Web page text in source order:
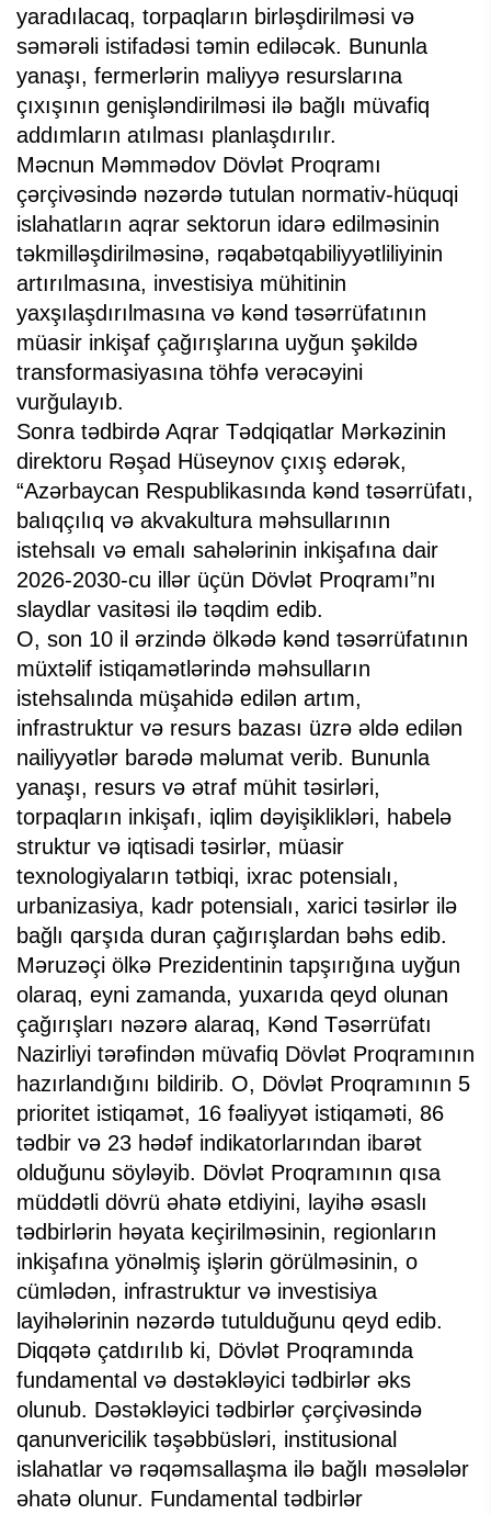
yaradılacaq, torpaqların birləşdirilməsi və
səmərəli istifadəsi təmin ediləcək. Bununla
yanaşı, fermerlərin maliyyə resurslarına
çıxışının genişləndirilməsi ilə bağlı müvafiq
addımların atılması planlaşdırılır.
Məcnun Məmmədov Dövlət Proqramı
çərçivəsində nəzərdə tutulan normativ-hüquqi
islahatların aqrar sektorun idarə edilməsinin
təkmilləşdirilməsinə, rəqabətqabiliyyətliliyinin
artırılmasına, investisiya mühitinin
yaxşılaşdırılmasına və kənd təsərrüfatının
müasir inkişaf çağırışlarına uyğun şəkildə
transformasiyasına töhfə verəcəyini
vurğulayıb.
Sonra tədbirdə Aqrar Tədqiqatlar Mərkəzinin
direktoru Rəşad Hüseynov çıxış edərək,
“Azərbaycan Respublikasında kənd təsərrüfatı,
balıqçılıq və akvakultura məhsullarının
istehsalı və emalı sahələrinin inkişafına dair
2026-2030-cu illər üçün Dövlət Proqramı”nı
slaydlar vasitəsi ilə təqdim edib.
O, son 10 il ərzində ölkədə kənd təsərrüfatının
müxtəlif istiqamətlərində məhsulların
istehsalında müşahidə edilən artım,
infrastruktur və resurs bazası üzrə əldə edilən
nailiyyətlər barədə məlumat verib. Bununla
yanaşı, resurs və ətraf mühit təsirləri,
torpaqların inkişafı, iqlim dəyişiklikləri, habelə
struktur və iqtisadi təsirlər, müasir
texnologiyaların tətbiqi, ixrac potensialı,
urbanizasiya, kadr potensialı, xarici təsirlər ilə
bağlı qarşıda duran çağırışlardan bəhs edib.
Məruzəçi ölkə Prezidentinin tapşırığına uyğun
olaraq, eyni zamanda, yuxarıda qeyd olunan
çağırışları nəzərə alaraq, Kənd Təsərrüfatı
Nazirliyi tərəfindən müvafiq Dövlət Proqramının
hazırlandığını bildirib. O, Dövlət Proqramının 5
prioritet istiqamət, 16 fəaliyyət istiqaməti, 86
tədbir və 23 hədəf indikatorlarından ibarət
olduğunu söyləyib. Dövlət Proqramının qısa
müddətli dövrü əhatə etdiyini, layihə əsaslı
tədbirlərin həyata keçirilməsinin, regionların
inkişafına yönəlmiş işlərin görülməsinin, o
cümlədən, infrastruktur və investisiya
layihələrinin nəzərdə tutulduğunu qeyd edib.
Diqqətə çatdırılıb ki, Dövlət Proqramında
fundamental və dəstəkləyici tədbirlər əks
olunub. Dəstəkləyici tədbirlər çərçivəsində
qanunvericilik təşəbbüsləri, institusional
islahatlar və rəqəmsallaşma ilə bağlı məsələlər
əhatə olunur. Fundamental tədbirlər